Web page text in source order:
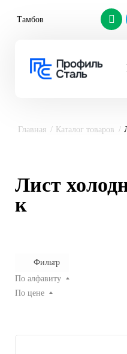
Тамбов
Главная Каталог товаров
Лист
к
Фильтр
По алфавиту
По цене